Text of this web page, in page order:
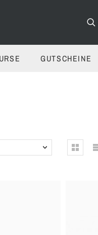
GUTSCHEINE